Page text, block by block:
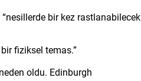
bir kez rastlanabilecek
bir fiziksel temas.”
oldu. Edinburgh